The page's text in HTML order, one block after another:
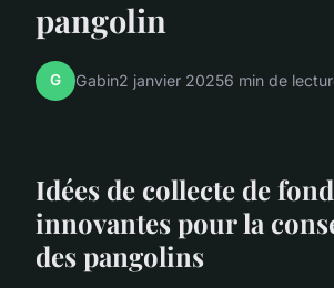
pangolin
G Gabin2 janvier 20256 min de
Idées de collecte de
innovantes pour la
des pangolins